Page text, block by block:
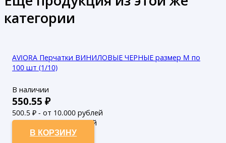
категории
AVIORA Перчатки ВИНИЛОВЫЕ ЧЕРНЫЕ размер M по
100 шт (1/10)
В наличии
550.55 ₽
500.5 ₽ - от 10.000 рублей
455₽ - от 50.000 рублей
В КОРЗИНУ